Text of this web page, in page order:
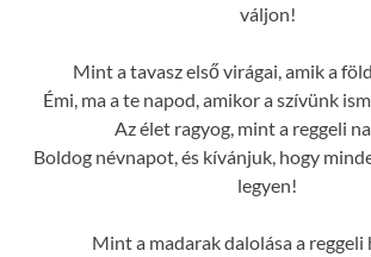
váljon!
Mint a tavasz első virágai, amik a
Émi, ma a te napod, amikor a szívünk
Az élet ragyog, mint a reggeli
Boldog névnapot, és kívánjuk, hogy
legyen!
Mint a madarak dalolása a reggeli